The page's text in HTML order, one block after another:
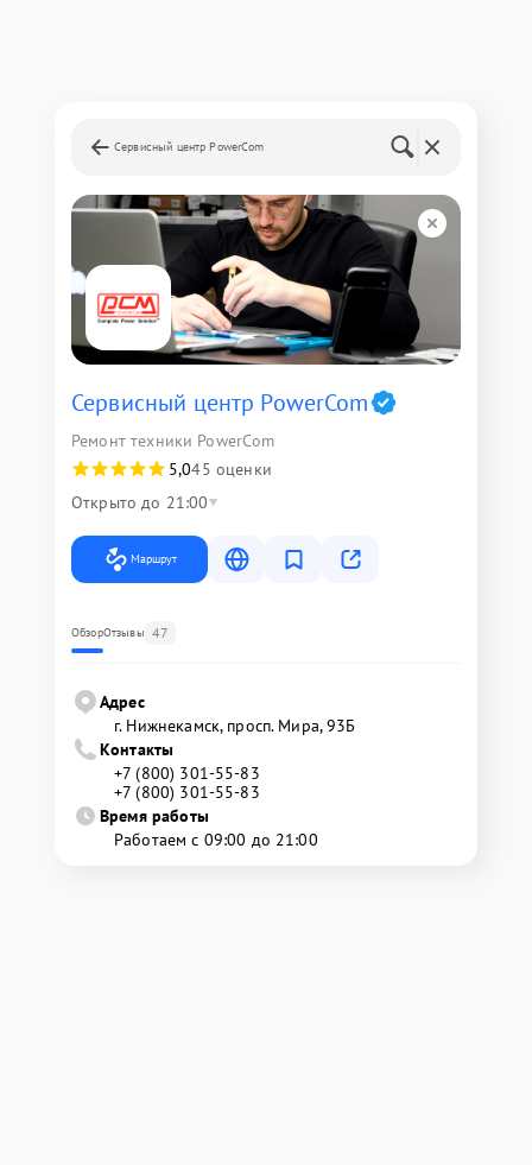
Сервисный центр PowerCom
Сервисный центр PowerCom
Ремонт техники PowerCom
5,045 оценки
Открыто до 21:00
Маршрут
ОбзорОтзывы 47
Адрес
г. Нижнекамск, просп. Мира, 93Б
Контакты
+7 (800) 301-55-83
+7 (800) 301-55-83
Время работы
Работаем с 09:00 до 21:00